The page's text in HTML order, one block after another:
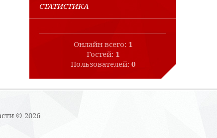
СТАТИСТИКА
Онлайн всего: 1
Гостей: 1
Пользователей: 0
© 2026